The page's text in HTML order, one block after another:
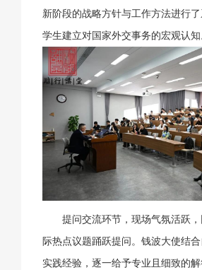
新阶段的战略方针与工作方法进行
学生建立对国家外交事务的宏观认知
提问交流环节，现场气氛活跃
际热点议题踊跃提问。钱波大使结
实践经验，逐一给予专业且细致的